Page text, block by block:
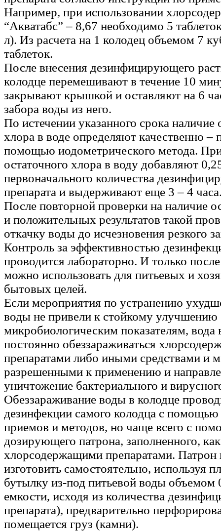
Например, при использовании
“Акватабс” – 8,67 необходимо 5
л). Из расчета на 1 колодец объемом 7
таблеток.
После внесения дезинфицирующего
колодце перемешивают в течение 10
закрывают крышкой и оставляют на 6
забора воды из него.
По истечении указанного срока наличие
хлора в воде определяют качественно –
помощью иодометрического метода.
остаточного хлора в воду добавляют
первоначального количества
препарата и выдерживают еще 3 – 4
После повторной проверки на наличие
и положительных результатов такой
откачку воды до исчезновения резкого
Контроль за эффективностью
проводится лабораторно. И только
можно использовать для питьевых и
бытовых целей.
Если мероприятия по устранению
воды не привели к стойкому улучшению
микробиологическим показателям, вода
постоянно обеззараживаться
препаратами либо иными средствами и
разрешенными к применению и
уничтожение бактериального и
Обеззараживание воды в колодце
дезинфекции самого колодца с
приемов и методов, но чаще всего с
дозирующего патрона, заполненного,
хлорсодержащими препаратами.
изготовить самостоятельно, используя
бутылку из-под питьевой воды объемом
емкости, исходя из количества
препарата), предварительно
помещается груз (камни).